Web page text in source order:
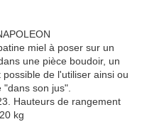
miel à poser sur un
une pièce boudoir, un
de l'utiliser ainsi ou
son jus".
Hauteurs de rangement
kg